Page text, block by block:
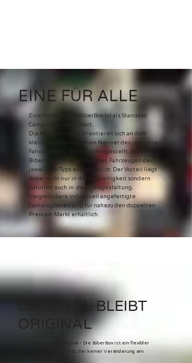
EINE FÜR ALLE
Eine für Alle - Die BiberBox ist als Standard-
Campingbox konzipiert.
Die Abmessungen orientieren sich an dem
kleinsten gemeinsamen Nenner des jeweiligen
Fahrzeugtyps. So wird sichergestellt, dass die
BiberBox universell in vielen Fahrzeugen des
jeweiligen Typs einsetzbar ist. Der Vorteil liegt
dabei nicht nur in der Vielseitigkeit sondern
natürlich auch in der Preisgestaltung.
Vergleichbare individuell angefertigte
Campingboxen sind für nahezu den doppelten
Preis am Markt erhältlich.
ORIGINAL BLEIBT
ORIGINAL
Original bleibt Original - Die BiberBox ist ein flexibler
Campingausbausatz, der keiner Veränderung am